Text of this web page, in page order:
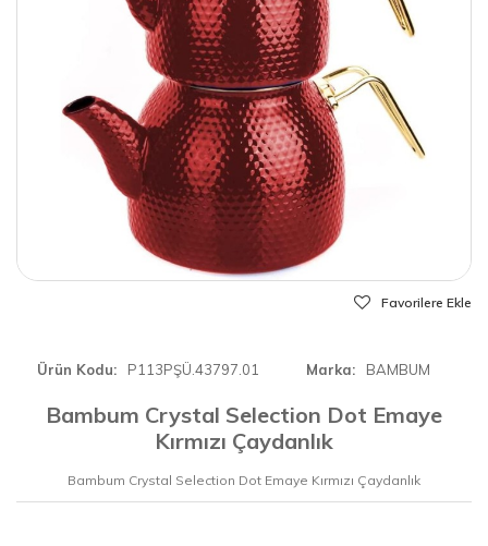
Favorilere Ekle
Ürün Kodu P113PŞÜ.43797.01 Marka BAMBUM
Bambum Crystal Selection Dot Emaye
Kırmızı Çaydanlık
Bambum Crystal Selection Dot Emaye Kırmızı Çaydanlık